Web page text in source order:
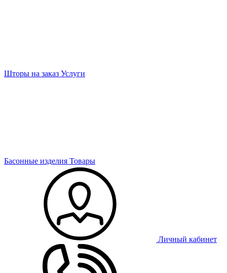
Шторы на заказ Услуги
Басонные изделия Товары
Личный кабинет